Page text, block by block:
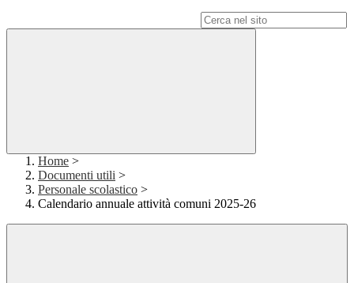
Home >
Documenti utili >
Personale scolastico >
Calendario annuale attività comuni 2025-26